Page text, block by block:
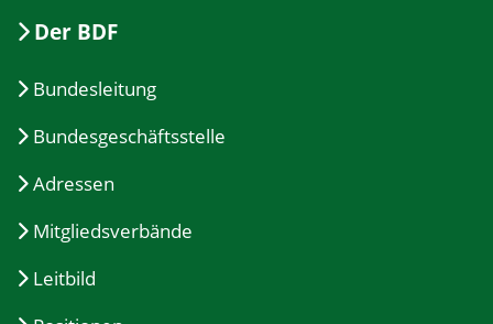
Der BDF
Bundesleitung
Bundesgeschäftsstelle
Adressen
Mitgliedsverbände
Leitbild